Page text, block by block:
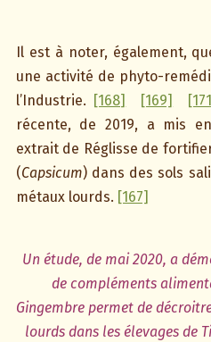
Il est à noter, également,
une activité de phyto-
l’Industrie.
[168] [169]
récente, de 2019, a mis
extrait de Réglisse de
(Capsicum) dans des sols
métaux lourds. [167]
Un étude, de mai 2020, a
de compléments
Gingembre permet de
lourds dans les élevages de